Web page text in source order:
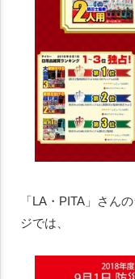
「LA・PITA」さん
ジでは、